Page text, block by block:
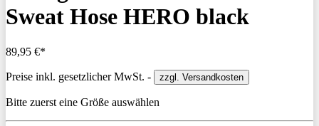
Sweat Hose HERO black
89,95 €*
Preise inkl. gesetzlicher MwSt. - zzgl. Versandkosten
Bitte zuerst eine Größe auswählen